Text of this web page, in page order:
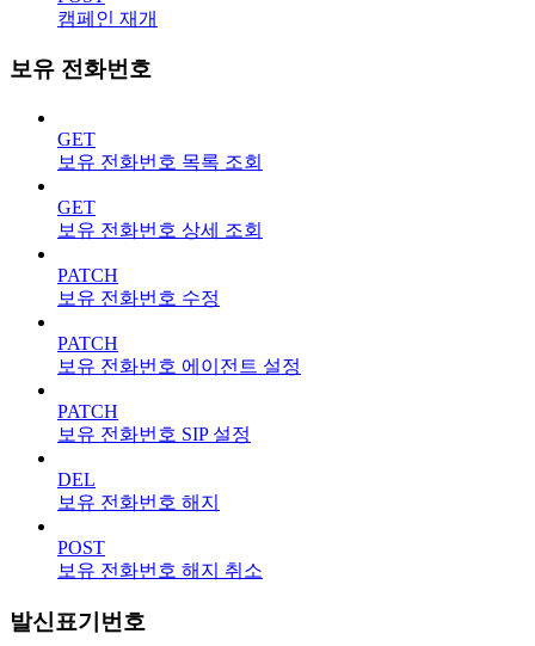
캠페인 재개
보유 전화번호
GET
보유 전화번호 목록 조회
GET
보유 전화번호 상세 조회
PATCH
보유 전화번호 수정
PATCH
보유 전화번호 에이전트 설정
PATCH
보유 전화번호 SIP 설정
DEL
보유 전화번호 해지
POST
보유 전화번호 해지 취소
발신표기번호